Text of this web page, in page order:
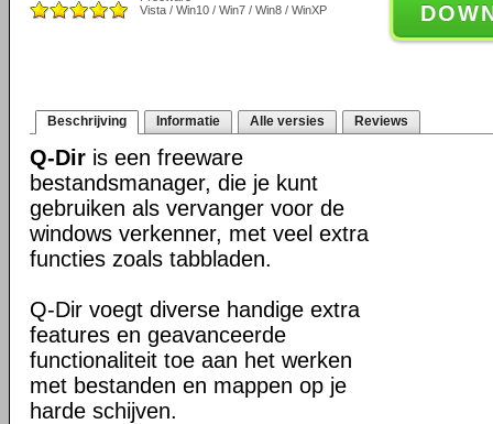
Vista / Win10 / Win7 / Win8 / WinXP
Beschrijving Informatie Alle versies Reviews
Q-Dir is een freeware
bestandsmanager, die je kunt
gebruiken als vervanger voor de
windows verkenner, met veel extra
functies zoals tabbladen.
Q-Dir voegt diverse handige extra
features en geavanceerde
functionaliteit toe aan het werken
met bestanden en mappen op je
harde schijven.